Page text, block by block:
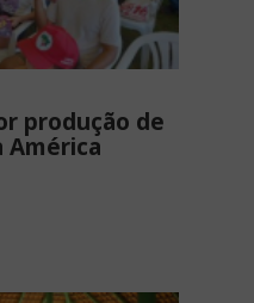
produção de
América